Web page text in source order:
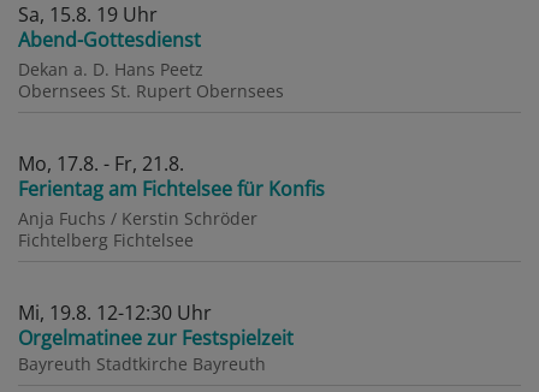
Sa, 15.8. 19 Uhr
Abend-Gottesdienst
Dekan a. D. Hans Peetz
Obernsees St. Rupert Obernsees
Mo, 17.8. - Fr, 21.8.
Ferientag am Fichtelsee für Konfis
Anja Fuchs / Kerstin Schröder
Fichtelberg Fichtelsee
Mi, 19.8. 12-12:30 Uhr
Orgelmatinee zur Festspielzeit
Bayreuth Stadtkirche Bayreuth